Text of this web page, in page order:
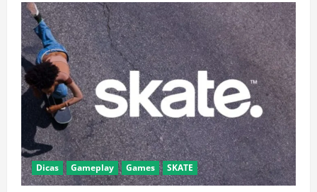
Revolução
ao
Recomeço:
Conheça
a
História
Completa
da
Franquia
Skate
Dicas Gameplay Games SKATE